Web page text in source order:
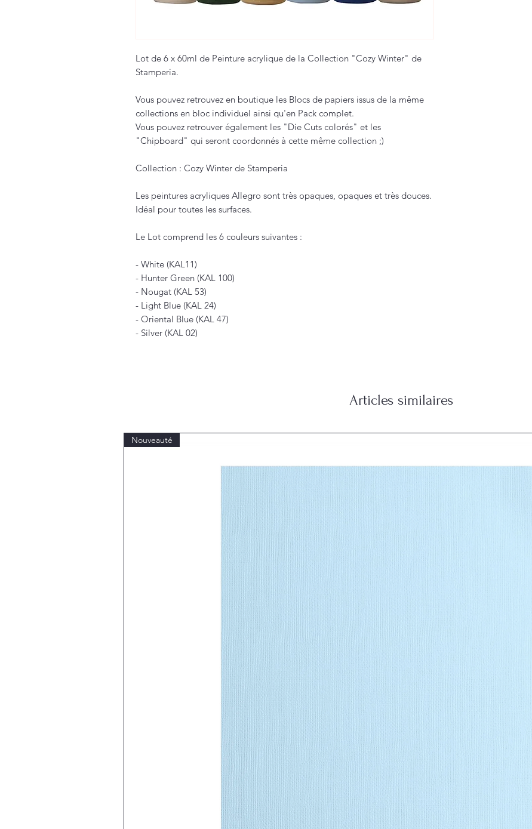
Lot de 6 x 60ml de Peinture acrylique de la Collection "Cozy Winter" de
Stamperia.
Vous pouvez retrouvez en boutique les Blocs de papiers issus de la même
collections en bloc individuel ainsi qu'en Pack complet.
Vous pouvez retrouver également les "Die Cuts colorés" et les
"Chipboard" qui seront coordonnés à cette même collection ;)
Collection : Cozy Winter de Stamperia
Les peintures acryliques Allegro sont très opaques, opaques et très douces.
Idéal pour toutes les surfaces.
Le Lot comprend les 6 couleurs suivantes :
- White (KAL11)
- Hunter Green (KAL 100)
- Nougat (KAL 53)
- Light Blue (KAL 24)
- Oriental Blue (KAL 47)
- Silver (KAL 02)
Articles similaires
Nouveauté